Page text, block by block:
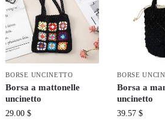
BORSE UNCINETTO
Borsa a mattonelle
uncinetto
29.00$
BORSE
Borsa a
uncinetto
39.57$